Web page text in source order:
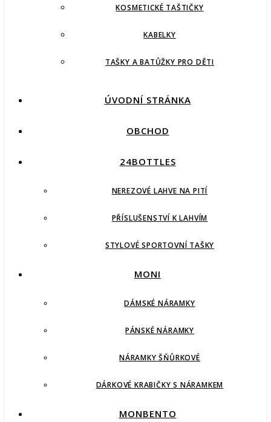
KOSMETICKÉ TAŠTIČKY
KABELKY
TAŠKY A BATŮŽKY PRO DĚTI
ÚVODNÍ STRÁNKA
OBCHOD
24BOTTLES
NEREZOVÉ LAHVE NA PITÍ
PŘÍSLUŠENSTVÍ K LAHVÍM
STYLOVÉ SPORTOVNÍ TAŠKY
MONI
DÁMSKÉ NÁRAMKY
PÁNSKÉ NÁRAMKY
NÁRAMKY ŠŇŮRKOVÉ
DÁRKOVÉ KRABIČKY S NÁRAMKEM
MONBENTO